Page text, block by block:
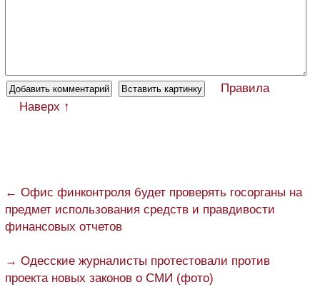
Правила
Наверх ↑
← Офис финконтроля будет проверять госорганы на
предмет использования средств и правдивости
финансовых отчетов
→ Одесские журналисты протестовали против
проекта новых законов о СМИ (фото)